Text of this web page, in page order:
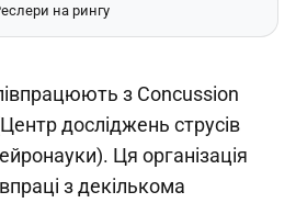
на рингу
з Concussion
досліджень струсів
Ця організація
з декількома